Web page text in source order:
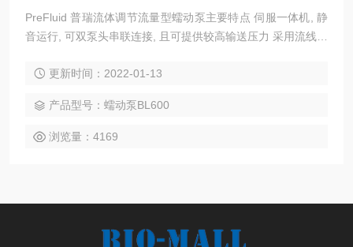
PreFluid 普瑞流体调节流量型蠕动泵主要特点 伺服一体机, 静
音运行, 可双泵头串联连接, 且可提供较高输送压力 采用流线化
液晶屏显示多种参数, 中英文菜单可选 采用密封套件, 适用于恶
和定量定时加料功能
更新时间：2022-01-13
产品型号：蠕动泵BL600
浏览量：4169